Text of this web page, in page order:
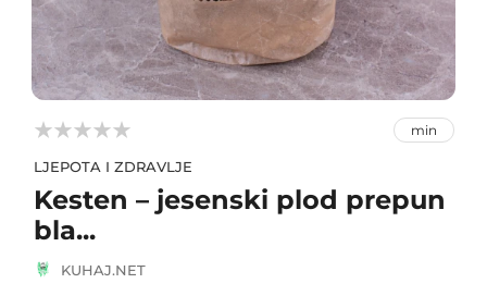


 min
LJEPOTA I ZDRAVLJE
Kesten – jesenski plod prepun
bla...
KUHAJ.NET